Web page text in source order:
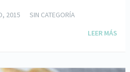
2015
SIN CATEGORÍA
LEER MÁS